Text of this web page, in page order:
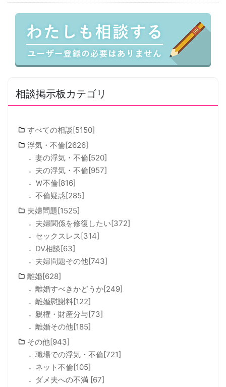
相談掲示板カテゴリ
すべての相談[5150]
浮気・不倫[2626]
妻の浮気・不倫[520]
夫の浮気・不倫[957]
Ｗ不倫[816]
不倫疑惑[285]
夫婦問題[1525]
夫婦関係を修復したい[372]
セックスレス[314]
DV相談[63]
夫婦問題その他[743]
離婚[628]
離婚すべきかどうか[249]
離婚慰謝料[122]
親権・財産分与[73]
離婚その他[185]
その他[943]
職場での浮気・不倫[721]
ネット不倫[105]
ダメ夫への不満 [67]